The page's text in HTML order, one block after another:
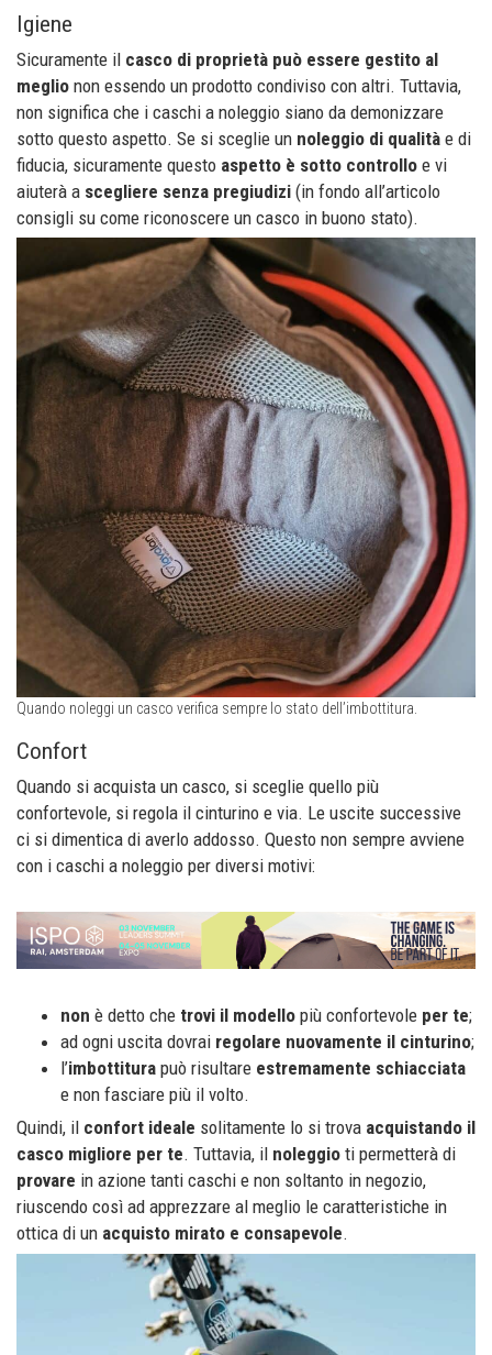
Igiene
Sicuramente il casco di proprietà può essere gestito al
meglio non essendo un prodotto condiviso con altri. Tuttavia,
non significa che i caschi a noleggio siano da demonizzare
sotto questo aspetto. Se si sceglie un noleggio di qualità e di
fiducia, sicuramente questo aspetto è sotto controllo e vi
aiuterà a scegliere senza pregiudizi (in fondo all’articolo
consigli su come riconoscere un casco in buono stato).
Quando noleggi un casco verifica sempre lo stato dell’imbottitura.
Confort
Quando si acquista un casco, si sceglie quello più
confortevole, si regola il cinturino e via. Le uscite successive
ci si dimentica di averlo addosso. Questo non sempre avviene
con i caschi a noleggio per diversi motivi:
non è detto che trovi il modello più confortevole per te;
ad ogni uscita dovrai regolare nuovamente il cinturino;
l’imbottitura può risultare estremamente schiacciata
e non fasciare più il volto.
Quindi, il confort ideale solitamente lo si trova acquistando il
casco migliore per te. Tuttavia, il noleggio ti permetterà di
provare in azione tanti caschi e non soltanto in negozio,
riuscendo così ad apprezzare al meglio le caratteristiche in
ottica di un acquisto mirato e consapevole.